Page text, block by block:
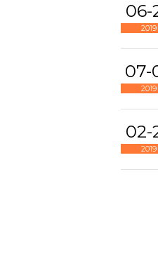
06-
2019
07-
2019
02-
2019